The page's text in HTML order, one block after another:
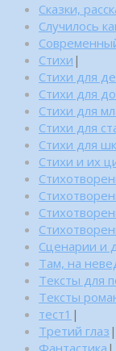
Сказки,
Случилось
Стихи |
Стихи для
Стихи для
Стихи для
Стихи для
Стихи для
Стихи и их
Сценарии и
Там, на
Тексты для
Тексты
тест1 |
Третий глаз |